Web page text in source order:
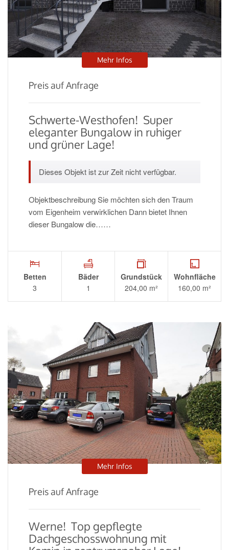
Mehr Infos
Preis auf Anfrage
Schwerte-Westhofen!  Super
eleganter Bungalow in ruhiger
und grüner Lage!
Dieses Objekt ist zur Zeit nicht verfügbar.
Objektbeschreibung Sie möchten sich den Traum
vom Eigenheim verwirklichen Dann bietet Ihnen
dieser Bungalow die……
Betten
3
Bäder
1
Grundstück
204,00 m²
Wohnfläche
160,00 m²
Mehr Infos
Preis auf Anfrage
Werne!  Top gepflegte
Dachgeschosswohnung mit